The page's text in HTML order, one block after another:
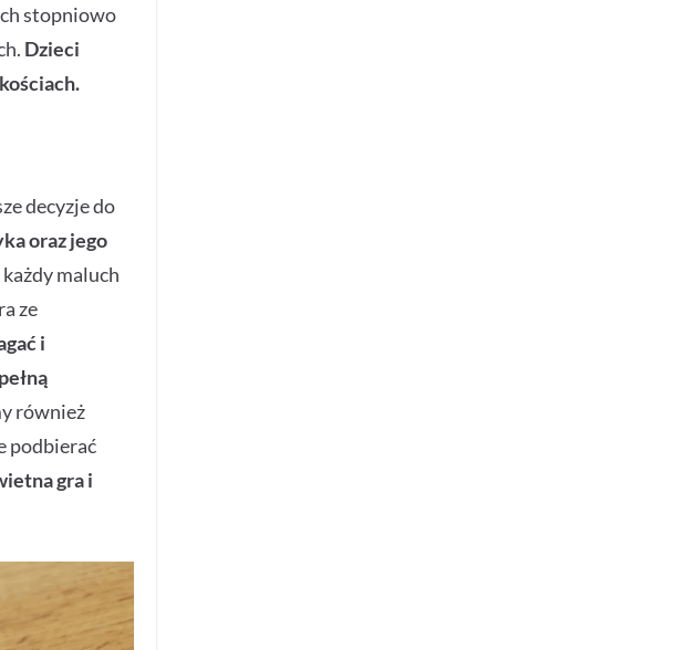
stopniowo
Dzieci
decyzje do
oraz jego
maluch
ze
i
również
podbierać
gra i